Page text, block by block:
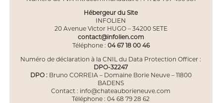
Hébergeur du Site
INFOLIEN
20 Avenue Victor HUGO – 34200 SETE
contact@infolien.com
Téléphone : 04 67 18 00 46
Numéro de déclaration à la CNIL du Data Protection Officer :
DPO-32247
DPO :Bruno CORREIA – Domaine Borie Neuve – 11800
BADENS
Contact : info@chateauborieneuve.com
Téléphone : 04 68 79 28 62